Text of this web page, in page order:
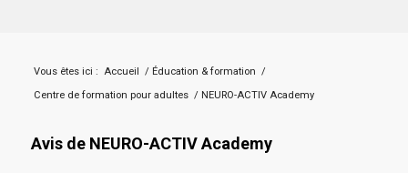
Vous êtes ici : Accueil / Éducation & formation /
Centre de formation pour adultes / NEURO-ACTIV Academy
Avis de NEURO-ACTIV Academy